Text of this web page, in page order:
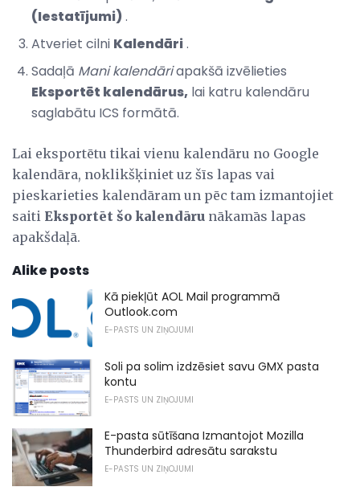
(Iestatījumi).
Atveriet cilni Kalendāri.
Sadaļā Mani kalendāriapakšā izvēlieties
Eksportēt kalendārus, lai katru kalendāru
saglabātu ICS formātā.
Lai eksportētu tikai vienu kalendāru no Google
kalendāra, noklikšķiniet uz šīs lapas vai
pieskarieties kalendāram un pēc tam izmantojiet
saiti Eksportēt šo kalendāru nākamās lapas
apakšdaļā.
Alike posts
Kā piekļūt AOL Mail programmā
Outlook.com
E-PASTS UN ZIŅOJUMI
Soli pa solim izdzēsiet savu GMX pasta
kontu
E-PASTS UN ZIŅOJUMI
E-pasta sūtīšana Izmantojot Mozilla
Thunderbird adresātu sarakstu
E-PASTS UN ZIŅOJUMI